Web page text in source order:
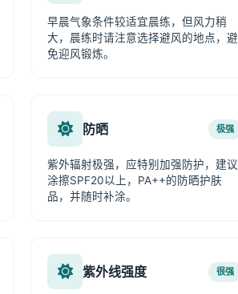
早晨气象条件较适宜晨练，但风力稍
大，晨练时请注意选择避风的地点，避
免迎风锻炼。
防晒 极强
紫外辐射极强，应特别加强防护，建议
涂擦SPF20以上，PA++的防晒护肤
品，并随时补涂。
紫外线强度 很强